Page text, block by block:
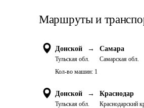
Маршруты и
Донской →
Тульская обл.
Самара
Самарская обл.
Кол-во машин: 1
Донской →
Тульская обл.
Краснодар
Краснодарский